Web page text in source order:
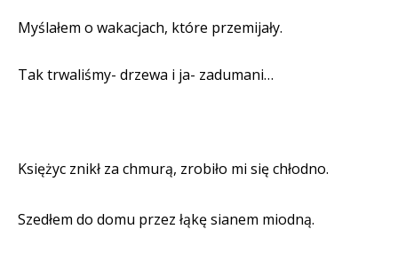
Myślałem o wakacjach, które przemijały.
Tak trwaliśmy- drzewa i ja- zadumani…
Księżyc znikł za chmurą, zrobiło mi się chłodno.
Szedłem do domu przez łąkę sianem miodną.